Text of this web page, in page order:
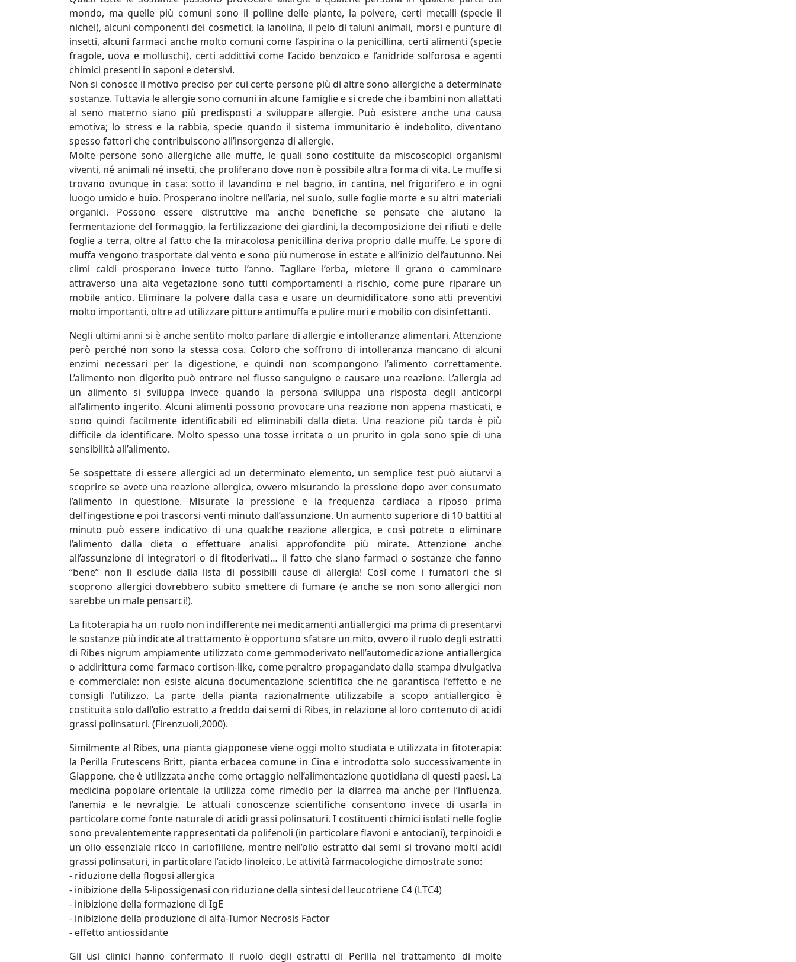
mondo, ma quelle più comuni sono il polline delle piante, la polvere, certi metalli (specie il
nichel), alcuni componenti dei cosmetici, la lanolina, il pelo di taluni animali, morsi e punture di
insetti, alcuni farmaci anche molto comuni come l’aspirina o la penicillina, certi alimenti (specie
fragole, uova e molluschi), certi addittivi come l’acido benzoico e l’anidride solforosa e agenti
chimici presenti in saponi e detersivi.
Non si conosce il motivo preciso per cui certe persone più di altre sono allergiche a determinate
sostanze. Tuttavia le allergie sono comuni in alcune famiglie e si crede che i bambini non allattati
al seno materno siano più predisposti a sviluppare allergie. Può esistere anche una causa
emotiva; lo stress e la rabbia, specie quando il sistema immunitario è indebolito, diventano
spesso fattori che contribuiscono all’insorgenza di allergie.
Molte persone sono allergiche alle muffe, le quali sono costituite da miscoscopici organismi
viventi, né animali né insetti, che proliferano dove non è possibile altra forma di vita. Le muffe si
trovano ovunque in casa: sotto il lavandino e nel bagno, in cantina, nel frigorifero e in ogni
luogo umido e buio. Prosperano inoltre nell’aria, nel suolo, sulle foglie morte e su altri materiali
organici. Possono essere distruttive ma anche benefiche se pensate che aiutano la
fermentazione del formaggio, la fertilizzazione dei giardini, la decomposizione dei rifiuti e delle
foglie a terra, oltre al fatto che la miracolosa penicillina deriva proprio dalle muffe. Le spore di
muffa vengono trasportate dal vento e sono più numerose in estate e all’inizio dell’autunno. Nei
climi caldi prosperano invece tutto l’anno. Tagliare l’erba, mietere il grano o camminare
attraverso una alta vegetazione sono tutti comportamenti a rischio, come pure riparare un
mobile antico. Eliminare la polvere dalla casa e usare un deumidificatore sono atti preventivi
molto importanti, oltre ad utilizzare pitture antimuffa e pulire muri e mobilio con disinfettanti.
Negli ultimi anni si è anche sentito molto parlare di allergie e intolleranze alimentari. Attenzione
però perché non sono la stessa cosa. Coloro che soffrono di intolleranza mancano di alcuni
enzimi necessari per la digestione, e quindi non scompongono l’alimento correttamente.
L’alimento non digerito può entrare nel flusso sanguigno e causare una reazione. L’allergia ad
un alimento si sviluppa invece quando la persona sviluppa una risposta degli anticorpi
all’alimento ingerito. Alcuni alimenti possono provocare una reazione non appena masticati, e
sono quindi facilmente identificabili ed eliminabili dalla dieta. Una reazione più tarda è più
difficile da identificare. Molto spesso una tosse irritata o un prurito in gola sono spie di una
sensibilità all’alimento.
Se sospettate di essere allergici ad un determinato elemento, un semplice test può aiutarvi a
scoprire se avete una reazione allergica, ovvero misurando la pressione dopo aver consumato
l’alimento in questione. Misurate la pressione e la frequenza cardiaca a riposo prima
dell’ingestione e poi trascorsi venti minuto dall’assunzione. Un aumento superiore di 10 battiti al
minuto può essere indicativo di una qualche reazione allergica, e così potrete o eliminare
l’alimento dalla dieta o effettuare analisi approfondite più mirate. Attenzione anche
all’assunzione di integratori o di fitoderivati… il fatto che siano farmaci o sostanze che fanno
“bene” non li esclude dalla lista di possibili cause di allergia! Così come i fumatori che si
scoprono allergici dovrebbero subito smettere di fumare (e anche se non sono allergici non
sarebbe un male pensarci!).
La fitoterapia ha un ruolo non indifferente nei medicamenti antiallergici ma prima di presentarvi
le sostanze più indicate al trattamento è opportuno sfatare un mito, ovvero il ruolo degli estratti
di Ribes nigrum ampiamente utilizzato come gemmoderivato nell’automedicazione antiallergica
o addirittura come farmaco cortison-like, come peraltro propagandato dalla stampa divulgativa
e commerciale: non esiste alcuna documentazione scientifica che ne garantisca l’effetto e ne
consigli l’utilizzo. La parte della pianta razionalmente utilizzabile a scopo antiallergico è
costituita solo dall’olio estratto a freddo dai semi di Ribes, in relazione al loro contenuto di acidi
grassi polinsaturi. (Firenzuoli,2000).
Similmente al Ribes, una pianta giapponese viene oggi molto studiata e utilizzata in fitoterapia:
la Perilla Frutescens Britt, pianta erbacea comune in Cina e introdotta solo successivamente in
Giappone, che è utilizzata anche come ortaggio nell’alimentazione quotidiana di questi paesi. La
medicina popolare orientale la utilizza come rimedio per la diarrea ma anche per l’influenza,
l’anemia e le nevralgie. Le attuali conoscenze scientifiche consentono invece di usarla in
particolare come fonte naturale di acidi grassi polinsaturi. I costituenti chimici isolati nelle foglie
sono prevalentemente rappresentati da polifenoli (in particolare flavoni e antociani), terpinoidi e
un olio essenziale ricco in cariofillene, mentre nell’olio estratto dai semi si trovano molti acidi
grassi polinsaturi, in particolare l’acido linoleico. Le attività farmacologiche dimostrate sono:
- riduzione della flogosi allergica
- inibizione della 5-lipossigenasi con riduzione della sintesi del leucotriene C4 (LTC4)
- inibizione della formazione di IgE
- inibizione della produzione di alfa-Tumor Necrosis Factor
- effetto antiossidante
Gli usi clinici hanno confermato il ruolo degli estratti di Perilla nel trattamento di molte